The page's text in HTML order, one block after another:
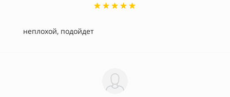
неплохой, подойдет